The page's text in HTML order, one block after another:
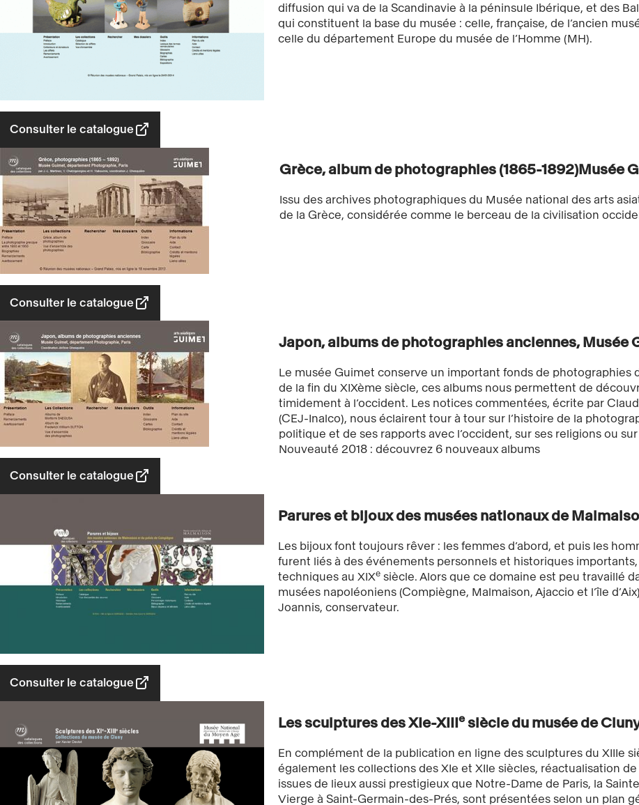
diffusion qui va de la Scandinavie à la péninsule Ibérique, et des
qui constituent la base du musée : celle, française, de l’ancien
celle du département Europe du musée de l’Homme (MH).
Consulter le catalogue
Grèce, album de photographies (1865-1892)Musée
Issu des archives photographiques du Musée national des arts
de la Grèce, considérée comme le berceau de la civilisation
Consulter le catalogue
Japon, albums de photographies anciennes,
Le musée Guimet conserve un important fonds de photographies
de la fin du XIXème siècle, ces albums nous permettent de
timidement à l’occident. Les notices commentées, écrite par
(CEJ-Inalco), nous éclairent tour à tour sur l’histoire de la
politique et de ses rapports avec l’occident, sur ses religions ou
Nouveauté 2018 : découvrez 6 nouveaux albums
Consulter le catalogue
Parures et bijoux des musées nationaux de
Les bijoux font toujours rêver : les femmes d’abord, et puis les
furent liés à des événements personnels et historiques
techniques au XIXe siècle. Alors que ce domaine est peu travaillé
musées napoléoniens (Compiègne, Malmaison, Ajaccio et l’île
Joannis, conservateur.
Consulter le catalogue
Les sculptures des XIe-XIIIesiècle du musée de
En complément de la publication en ligne des sculptures du XIIIe
également les collections des XIe et XIIe siècles, réactualisation
issues de lieux aussi prestigieux que Notre-Dame de Paris, la
Vierge à Saint-Germain-des-Prés, sont présentées selon un plan